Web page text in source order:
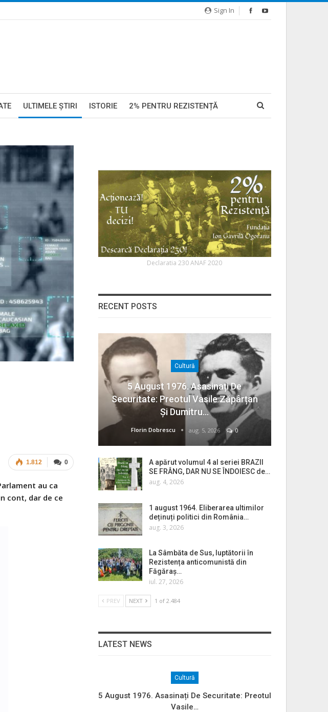
Sign In
ULTIMELE ŞTIRI ISTORIE 2% PENTRU REZISTENȚĂ
0
1.812
au ca
cont, dar de ce
Declaratia 230 ANAF 2020
RECENT POSTS
Cultură
5 August 1976. Asasinați De
Securitate: Preotul Vasile Zăpârțan
Și Dumitru…
Florin Dobrescu aug. 5, 2026 0
A apărut volumul 4 al seriei BRAZII
SE FRÂNG, DAR NU SE ÎNDOIESC de…
aug. 4, 2026
1 august 1964. Eliberarea ultimilor
deținuți politici din România…
aug. 3, 2026
La Sâmbăta de Sus, luptătorii în
Rezistența anticomunistă din
Făgăraș…
iul. 27, 2026
PREV NEXT 1 of 2.484
LATEST NEWS
Cultură
5 August 1976. Asasinați De Securitate: Preotul
Vasile…